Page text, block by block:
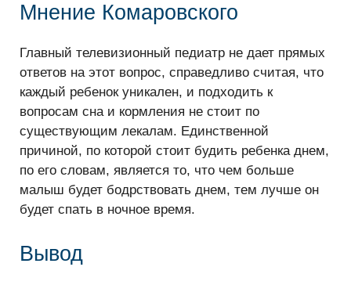
Мнение Комаровского
Главный телевизионный педиатр не дает прямых
ответов на этот вопрос, справедливо считая, что
каждый ребенок уникален, и подходить к
вопросам сна и кормления не стоит по
существующим лекалам. Единственной
причиной, по которой стоит будить ребенка днем,
по его словам, является то, что чем больше
малыш будет бодрствовать днем, тем лучше он
будет спать в ночное время.
Вывод